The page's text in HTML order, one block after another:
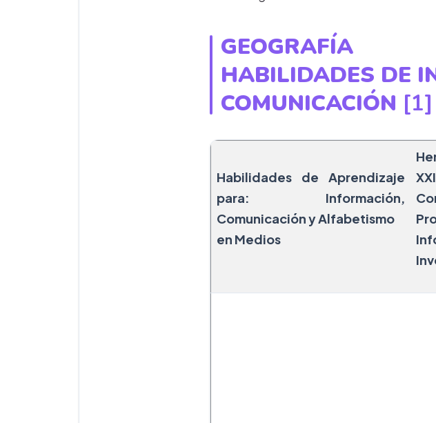
GEOGRAFÍA
HABILIDADES DE
COMUNICACIÓN [1]
Habilidades de Aprendizaje
para: Información,
Comunicación y Alfabetismo
en Medios